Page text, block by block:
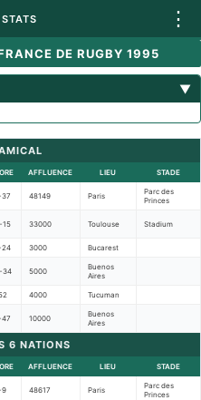
⋮
DE RUGBY 1995
▼
AFFLUENCE LIEU STADE
37 48149 Paris
Parc des
Princes
15 33000 Toulouse Stadium
24 3000 Bucarest
34 5000
Buenos
Aires
4000 Tucuman
47 10000
Buenos
Aires
6 NATIONS
AFFLUENCE LIEU STADE
9 48617 Paris
Parc des
Princes